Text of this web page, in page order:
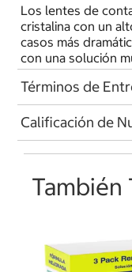
Los lentes de
cristalina con un
casos más
con una solución
Términos de
Calificación de
También